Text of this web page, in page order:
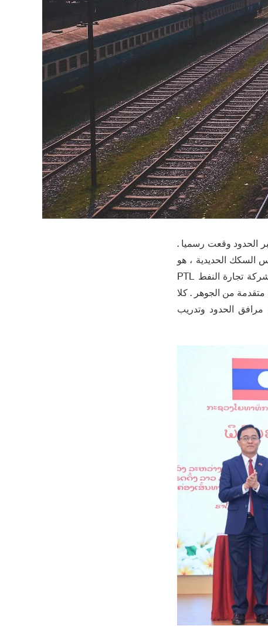
الحدود وقعت رسميا .
السكك الحديدية ، هو
أيضا مشروع رئيسي في العقد 2026-2035 التعاون في مجال النقل بين البلدين . لاوس شركة تجارة النفط PTL
متقدمة من الجوهر . كلا
الحدود وتدريب